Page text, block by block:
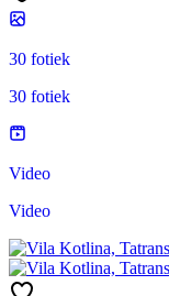
30 fotiek
30 fotiek
Video
Video